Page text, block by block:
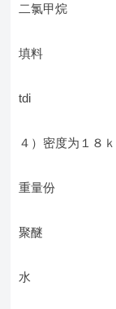
二氯
填
tdi
４）密度为１８
重量份
聚
水